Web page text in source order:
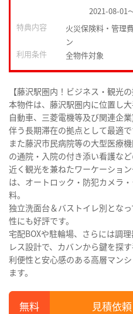
2021-08-01
特典内容
火災保険料・管理
ン
利用条件
全物件対象
【藤沢駅圏内！ビジネス・観光
本物件は、藤沢駅圏内に位置し
自動車、三菱電機等及び関連企
伴う長期滞在の拠点として最適で
また藤沢市民病院等の大型医療
の通院・入院の付き添い看護な
近く観光を兼ねたワーケーショ
は、オートロック・防犯カメラ
料。
独立洗面台＆バストイレ別とな
性にも好評です。
宅配BOXや駐輪場、さらには調
レス設計で、カバンから鍵を探す
利便性と安心感のある高層マン
ます。
見積依